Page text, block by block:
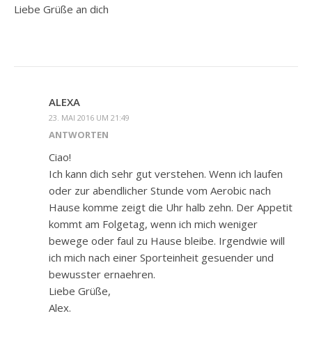
Liebe Grüße an dich
ALEXA
23. MAI 2016 UM 21:49
ANTWORTEN
Ciao!
Ich kann dich sehr gut verstehen. Wenn ich laufen
oder zur abendlicher Stunde vom Aerobic nach
Hause komme zeigt die Uhr halb zehn. Der Appetit
kommt am Folgetag, wenn ich mich weniger
bewege oder faul zu Hause bleibe. Irgendwie will
ich mich nach einer Sporteinheit gesuender und
bewusster ernaehren.
Liebe Grüße,
Alex.